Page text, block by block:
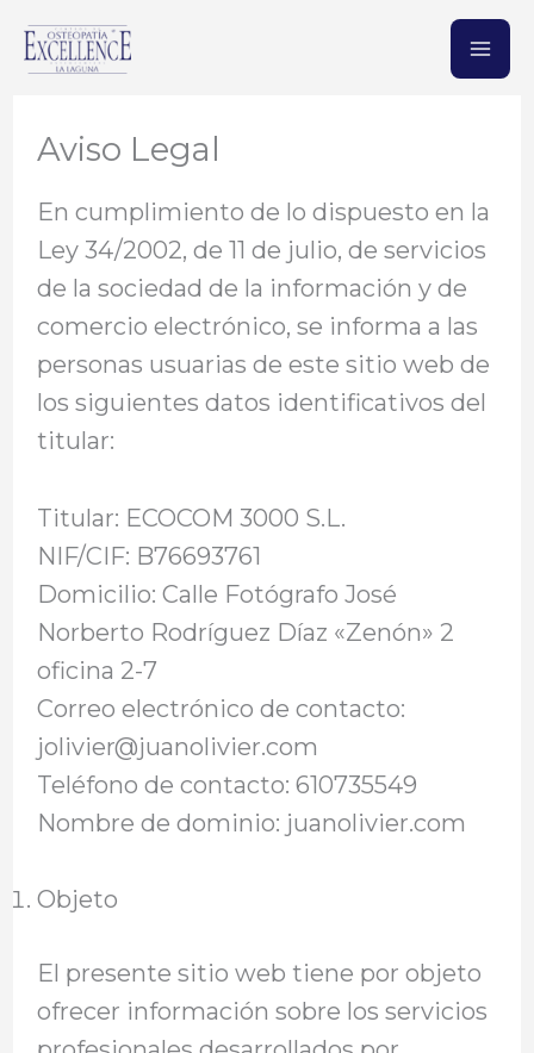
Aviso Legal
En cumplimiento de lo dispuesto en la
Ley 34/2002, de 11 de julio, de servicios
de la sociedad de la información y de
comercio electrónico, se informa a las
personas usuarias de este sitio web de
los siguientes datos identificativos del
titular:
Titular: ECOCOM 3000 S.L.
NIF/CIF: B76693761
Domicilio: Calle Fotógrafo José
Norberto Rodríguez Díaz «Zenón» 2
oficina 2-7
Correo electrónico de contacto:
jolivier@juanolivier.com
Teléfono de contacto: 610735549
Nombre de dominio: juanolivier.com
Objeto
El presente sitio web tiene por objeto
ofrecer información sobre los servicios